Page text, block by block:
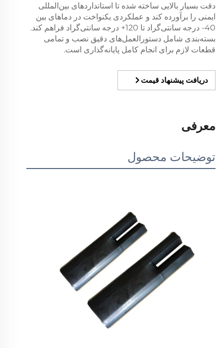
دقت بسیار بالایی ساخته شده تا استانداردهای بین‌المللی
ایمنی را برآورده کند و عملکردی یکنواخت در دماهای بین
40- درجه سانتی‌گراد تا 120+ درجه سانتی‌گراد فراهم کند.
بسته‌بندی شامل دستورالعمل‌های دقیق نصب و تمامی
قطعات لازم برای انجام کامل پایانه‌گذاری است.
دریافت پیشنهاد قیمت
معرفی
توضیحات محصول